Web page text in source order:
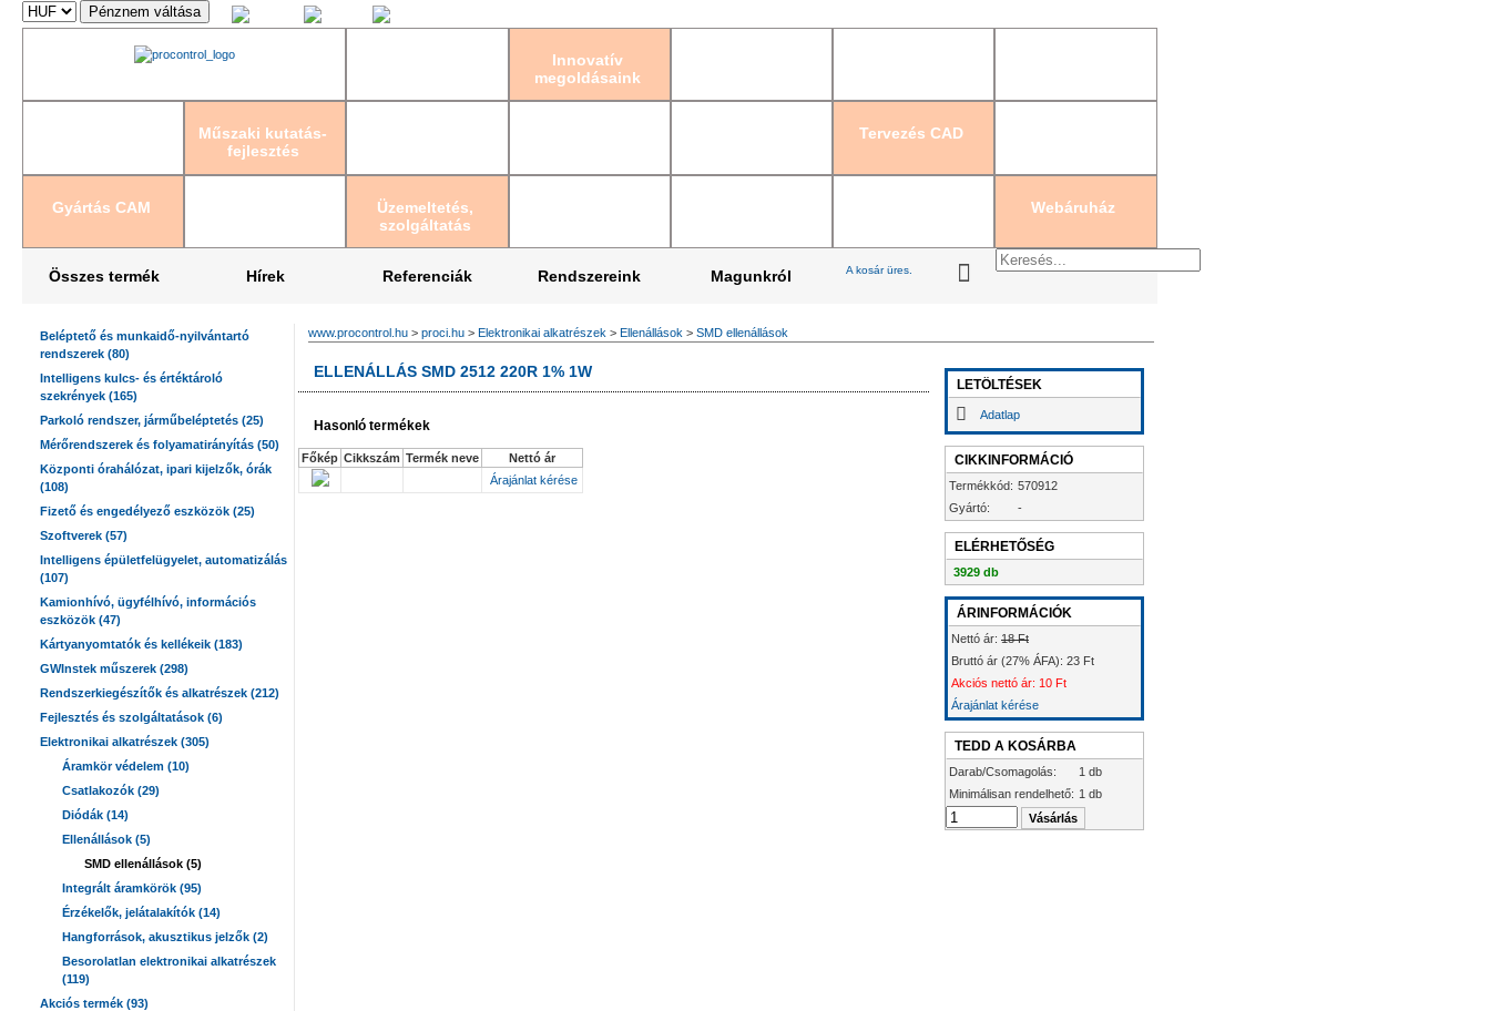
Innovatív
megoldásaink
Műszaki kutatás-
fejlesztés
Tervezés CAD
Gyártás CAM
Üzemeltetés,
szolgáltatás
Webáruház
Összes termék Hírek Referenciák Rendszereink Magunkról A kosár üres.
Beléptető és munkaidő-nyilvántartó
rendszerek (80)
Intelligens kulcs- és értéktároló
szekrények (165)
Parkoló rendszer, járműbeléptetés (25)
Mérőrendszerek és folyamatirányítás (50)
Központi órahálózat, ipari kijelzők, órák
(108)
Fizető és engedélyező eszközök (25)
Szoftverek (57)
Intelligens épületfelügyelet, automatizálás
(107)
Kamionhívó, ügyfélhívó, információs
eszközök (47)
Kártyanyomtatók és kellékeik (183)
GWInstek műszerek (298)
Rendszerkiegészítők és alkatrészek (212)
Fejlesztés és szolgáltatások (6)
Elektronikai alkatrészek (305)
Áramkör védelem (10)
Csatlakozók (29)
Diódák (14)
Ellenállások (5)
SMD ellenállások (5)
Integrált áramkörök (95)
Érzékelők, jelátalakítók (14)
Hangforrások, akusztikus jelzők (2)
Besorolatlan elektronikai alkatrészek
(119)
Akciós termék (93)
www.procontrol.hu > proci.hu > Elektronikai alkatrészek > Ellenállások > SMD ellenállások
ELLENÁLLÁS SMD 2512 220R 1% 1W
Hasonló termékek
Főkép Cikkszám Termék neve
Nettó ár
Árajánlat kérése
LETÖLTÉSEK
Adatlap
CIKKINFORMÁCIÓ
Termékkód: 570912
Gyártó:
-
ELÉRHETŐSÉG
3929 db
ÁRINFORMÁCIÓK
Nettó ár: 18 Ft
Bruttó ár (27% ÁFA): 23 Ft
Akciós nettó ár: 10 Ft
Árajánlat kérése
TEDD A KOSÁRBA
Darab/Csomagolás:
1 db
Minimálisan rendelhető: 1 db